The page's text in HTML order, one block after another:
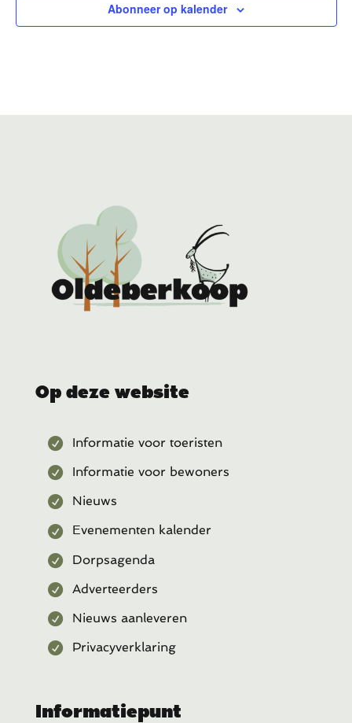
Abonneer op kalender
Op deze website
Informatie voor toeristen
Informatie voor bewoners
Nieuws
Evenementen kalender
Dorpsagenda
Adverteerders
Nieuws aanleveren
Privacyverklaring
Informatiepunt